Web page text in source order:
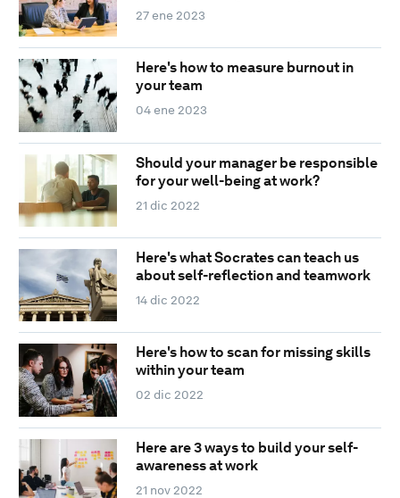
27 ene 2023
Here's how to measure burnout in
your team
04 ene 2023
Should your manager be responsible
for your well-being at work?
21 dic 2022
Here's what Socrates can teach us
about self-reflection and teamwork
14 dic 2022
Here's how to scan for missing skills
within your team
02 dic 2022
Here are 3 ways to build your self-
awareness at work
21 nov 2022